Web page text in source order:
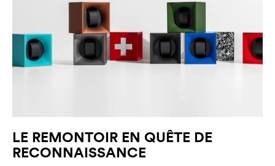
LE REMONTOIR EN QUÊTE DE
RECONNAISSANCE